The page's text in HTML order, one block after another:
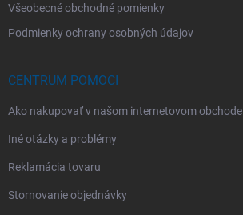
Všeobecné obchodné pomienky
Podmienky ochrany osobných údajov
CENTRUM POMOCI
Ako nakupovať v našom internetovom obchode
Iné otázky a problémy
Reklamácia tovaru
Stornovanie objednávky